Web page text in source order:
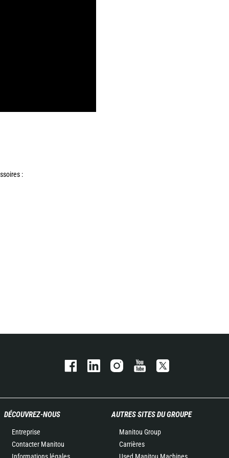
:
DÉCOUVREZ-NOUS
Entreprise
Contacter Manitou
AUTRES SITES DU GROUPE
Manitou Group
Carrières